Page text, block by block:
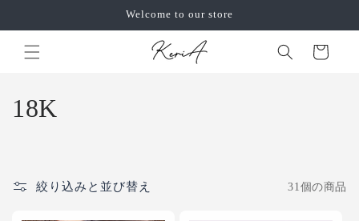
進む
Welcome to our store
カ
ー
コ
18K
絞り込みと並び替え 31個の商品